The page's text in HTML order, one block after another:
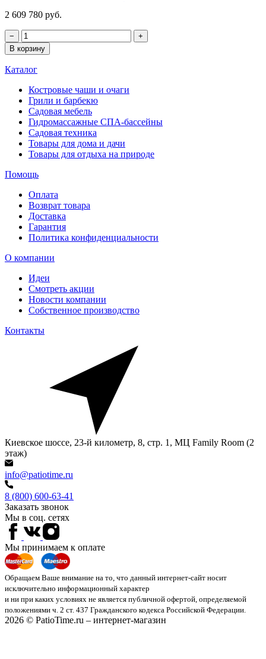
2 609 780 руб.
−
+
В корзину
Каталог
Костровые чаши и очаги
Грили и барбекю
Садовая мебель
Гидромассажные СПА-бассейны
Садовая техника
Товары для дома и дачи
Товары для отдыха на природе
Помощь
Оплата
Возврат товара
Доставка
Гарантия
Политика конфиденциальности
О компании
Идеи
Смотреть акции
Новости компании
Собственное производство
Контакты
Киевское шоссе, 23-й километр, 8, стр. 1, МЦ Family Room (2
этаж)
info@patiotime.ru
8 (800) 600-63-41
Заказать звонок
Мы в соц. сетях
Мы принимаем к оплате
Обращаем Ваше внимание на то, что данный интернет-сайт носит
исключительно информационный характер
и ни при каких условиях не является публичной офертой, определяемой
положениями ч. 2 ст. 437 Гражданского кодекса Российской Федерации.
2026 © PatioTime.ru – интернет-магазин